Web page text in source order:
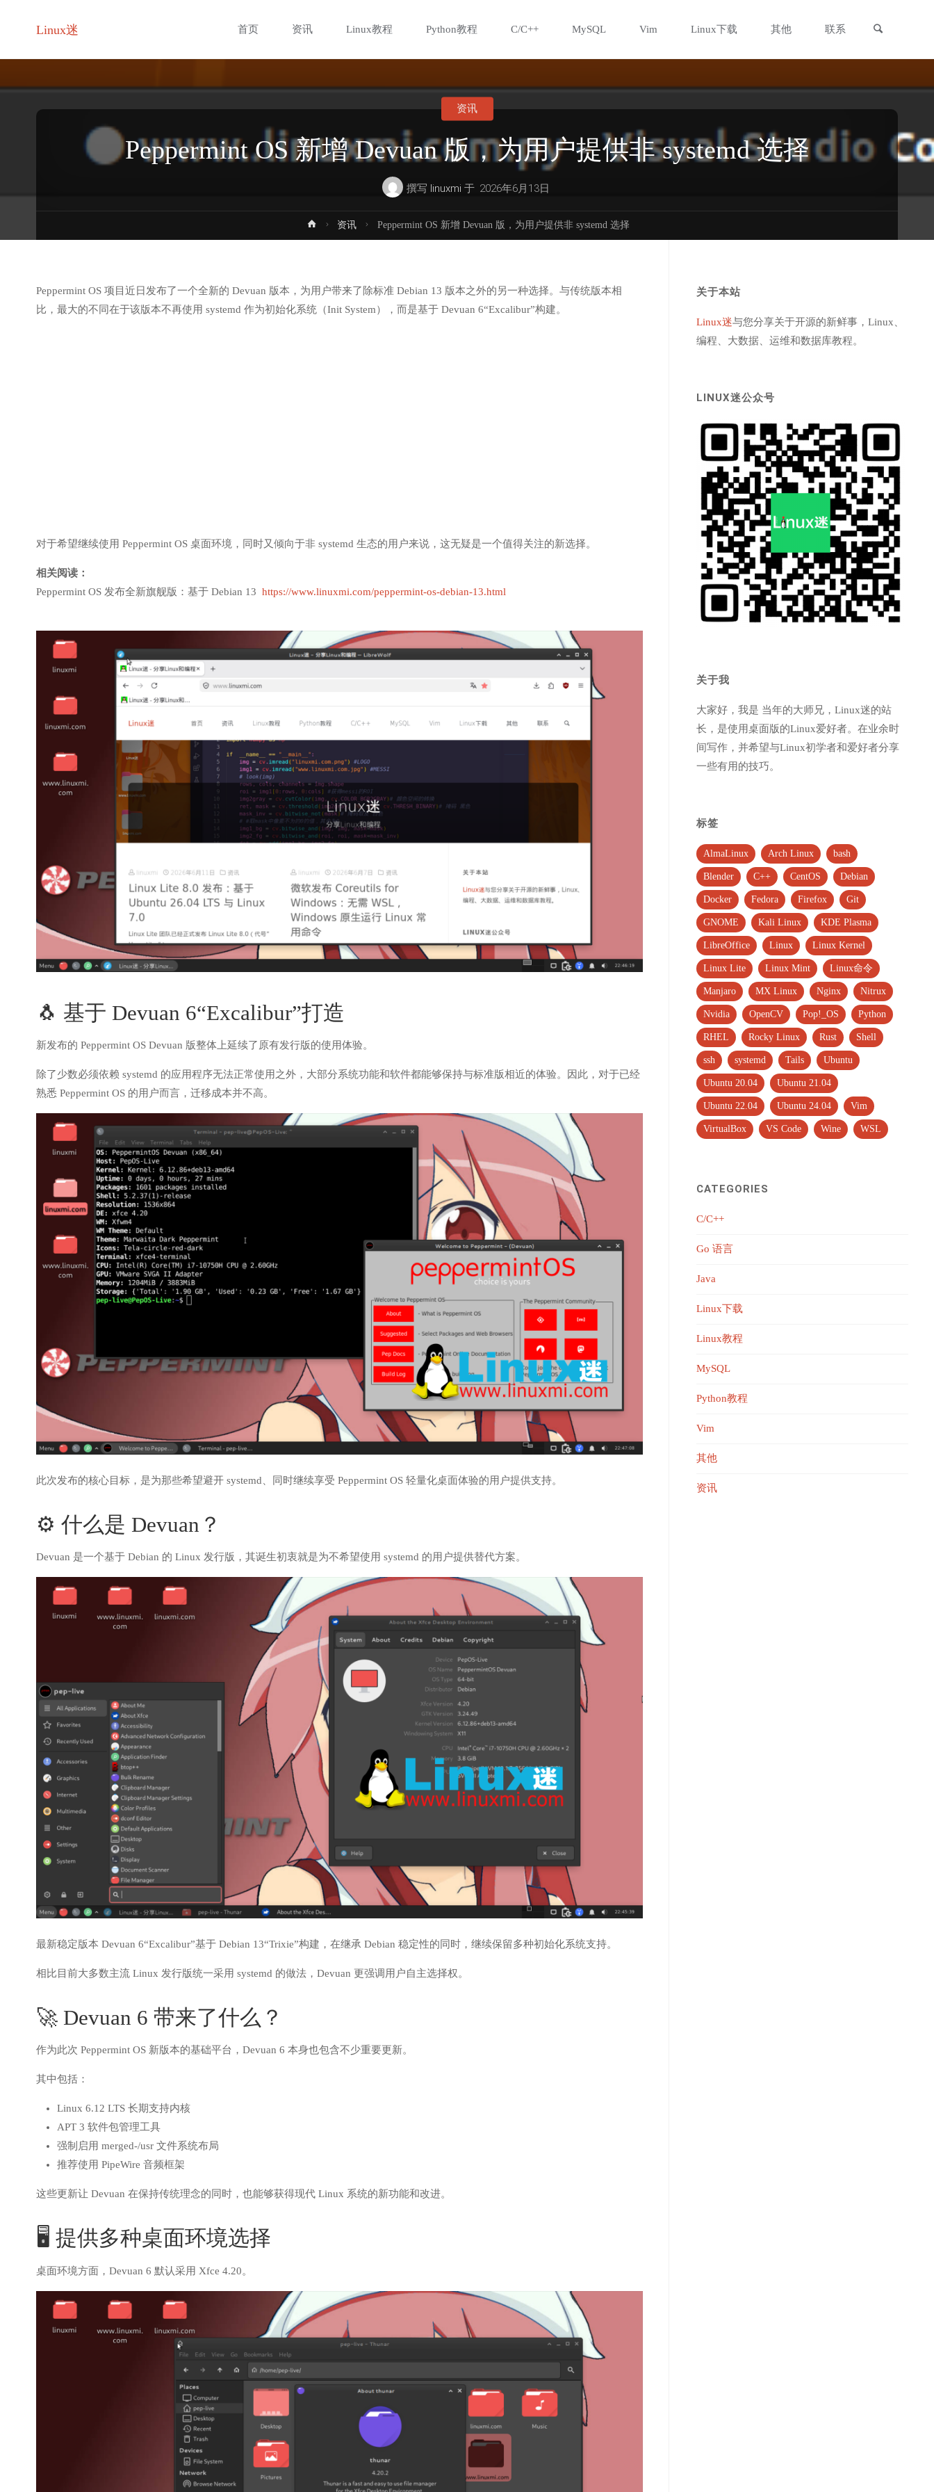
Linux迷
至
容
首页 资讯 Linux教程 Python教程 C/C++ MySQL Vim Linux下载 其他 联系
Peppermint OS 新增 Devuan 版，为用户提供非 systemd 选择
撰写 linuxmi 于 2026年6月13日
资讯
首
页
资讯 Peppermint OS 新增 Devuan 版，为用户提供非 systemd 选择
Peppermint OS 项目近日发布了一个全新的 Devuan 版本，为用户带来了除标准 Debian 13 版本之外的另一种选择。与传统版本相
比，最大的不同在于该版本不再使用 systemd 作为初始化系统（Init System），而是基于 Devuan 6“Excalibur”构建。
对于希望继续使用 Peppermint OS 桌面环境，同时又倾向于非 systemd 生态的用户来说，这无疑是一个值得关注的新选择。
相关阅读：
Peppermint OS 发布全新旗舰版：基于 Debian 13 https://www.linuxmi.com/peppermint-os-debian-13.html
🐧 基于 Devuan 6“Excalibur”打造
新发布的 Peppermint OS Devuan 版整体上延续了原有发行版的使用体验。
除了少数必须依赖 systemd 的应用程序无法正常使用之外，大部分系统功能和软件都能够保持与标准版相近的体验。因此，对于已经
熟悉 Peppermint OS 的用户而言，迁移成本并不高。
此次发布的核心目标，是为那些希望避开 systemd、同时继续享受 Peppermint OS 轻量化桌面体验的用户提供支持。
⚙️ 什么是 Devuan？
Devuan 是一个基于 Debian 的 Linux 发行版，其诞生初衷就是为不希望使用 systemd 的用户提供替代方案。
最新稳定版本 Devuan 6“Excalibur”基于 Debian 13“Trixie”构建，在继承 Debian 稳定性的同时，继续保留多种初始化系统支持。
相比目前大多数主流 Linux 发行版统一采用 systemd 的做法，Devuan 更强调用户自主选择权。
🚀 Devuan 6 带来了什么？
作为此次 Peppermint OS 新版本的基础平台，Devuan 6 本身也包含不少重要更新。
其中包括：
Linux 6.12 LTS 长期支持内核
APT 3 软件包管理工具
强制启用 merged-/usr 文件系统布局
推荐使用 PipeWire 音频框架
这些更新让 Devuan 在保持传统理念的同时，也能够获得现代 Linux 系统的新功能和改进。
🖥️ 提供多种桌面环境选择
桌面环境方面，Devuan 6 默认采用 Xfce 4.20。
关于本站
Linux迷与您分享关于开源的新鲜事，Linux、
编程、大数据、运维和数据库教程。
LINUX迷公众号
关于我
大家好，我是 当年的大师兄，Linux迷的站
长，是使用桌面版的Linux爱好者。在业余时
间写作，并希望与Linux初学者和爱好者分享
一些有用的技巧。
标签
AlmaLinux Arch Linux bash
Blender C++ CentOS Debian
Docker Fedora Firefox Git
GNOME Kali Linux KDE Plasma
LibreOffice Linux Linux Kernel
Linux Lite Linux Mint Linux命令
Manjaro MX Linux Nginx Nitrux
Nvidia OpenCV Pop!_OS Python
RHEL Rocky Linux Rust Shell
ssh systemd Tails Ubuntu
Ubuntu 20.04 Ubuntu 21.04
Ubuntu 22.04 Ubuntu 24.04 Vim
VirtualBox VS Code Wine WSL
CATEGORIES
C/C++
Go 语言
Java
Linux下载
Linux教程
MySQL
Python教程
Vim
其他
资讯